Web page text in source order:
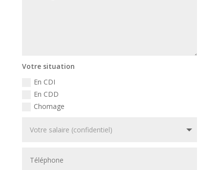
Votre situation
En CDI
En CDD
Chomage